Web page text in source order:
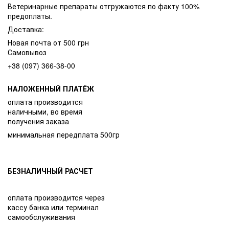
Ветеринарные препараты отгружаются по факту 100%
предоплаты.
Доставка:
Новая почта от 500 грн
Самовывоз
+38 (097) 366-38-00
НАЛОЖЕННЫЙ ПЛАТЁЖ
оплата производится
наличными, во время
получения заказа
минимальная передплата 500гр
БЕЗНАЛИЧНЫЙ РАСЧЕТ
оплата производится через
кассу банка или терминал
самообслуживания